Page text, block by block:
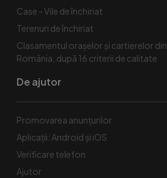
Case - Vile de închiriat
Terenuri de închiriat
Clasamentul orașelor și cartierelor din
România, după 16 criterii de calitate
De ajutor
Promovarea anunțurilor
Aplicații: Android și iOS
Verificare telefon
Ajutor